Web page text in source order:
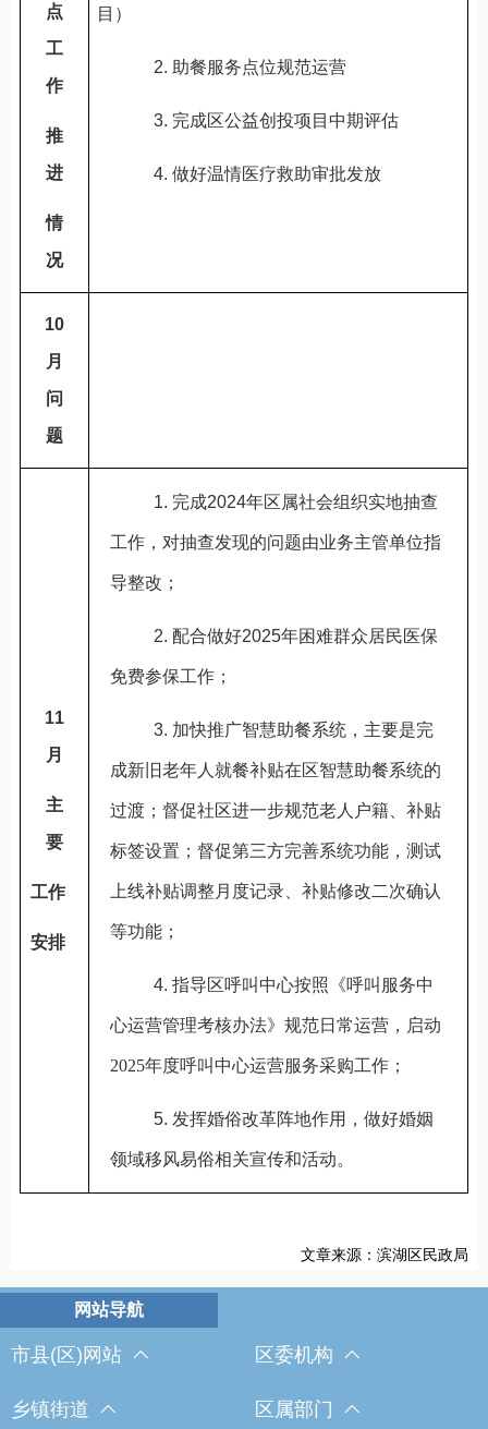
点
工
作
推
进
情
况
目）
2. 助餐服务点位规范运营
3. 完成区公益创投项目中期评估
4.做好温情医疗救助审批发放
10
月
问
题
11
月
主
要
工作
安排
1. 完成2024年区属社会组织实地抽查
工作，对抽查发现的问题由业务主管单位指
导整改；
2. 配合做好2025年困难群众居民医保
免费参保工作；
3. 加快推广智慧助餐系统，主要是完
成新旧老年人就餐补贴在区智慧助餐系统的
过渡；督促社区进一步规范老人户籍、补贴
标签设置；督促第三方完善系统功能，测试
上线补贴调整月度记录、补贴修改二次确认
等功能；
4.指导区呼叫中心按照《呼叫服务中
心运营管理考核办法》规范日常运营，启动
2025年度呼叫中心运营服务采购工作 ；
5. 发挥婚俗改革阵地作用，做好婚姻
领域移风易俗相关宣传和活动。
文章来源：滨湖区民政局
市县(区)网站 区委机构
乡镇街道 区属部门